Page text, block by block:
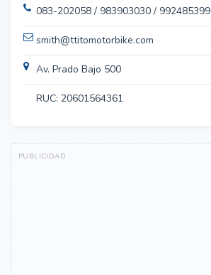
083-202058 / 983903030 / 992485399
smith@ttitomotorbike.com
Av. Prado Bajo 500
RUC: 20601564361